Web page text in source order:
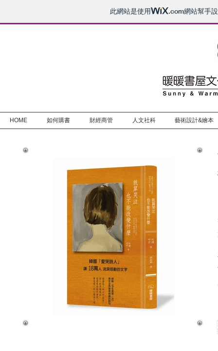
此網站是使用 .com網站幫手
HOME 如何購書 財經商管 人文社科 藝術設計&繪本